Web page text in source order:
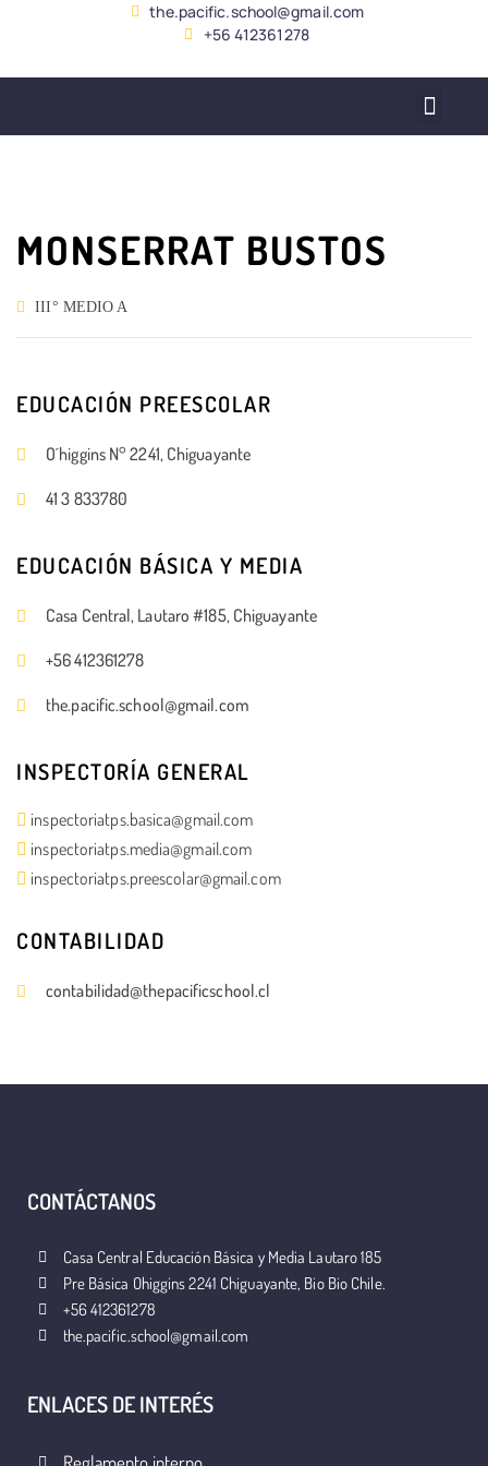
the.pacific.school@gmail.com
+56 412361278
MONSERRAT BUSTOS
III° MEDIO A
EDUCACIÓN PREESCOLAR
O´higgins N° 2241, Chiguayante
41 3 833780
EDUCACIÓN BÁSICA Y MEDIA
Casa Central, Lautaro #185, Chiguayante
+56 412361278
the.pacific.school@gmail.com
INSPECTORÍA GENERAL
inspectoriatps.basica@gmail.com
inspectoriatps.media@gmail.com
inspectoriatps.preescolar@gmail.com
CONTABILIDAD
contabilidad@thepacificschool.cl
CONTÁCTANOS
Casa Central Educación Básica y Media Lautaro 185
Pre Básica Ohiggins 2241 Chiguayante, Bio Bio Chile.
+56 412361278
the.pacific.school@gmail.com
ENLACES DE INTERÉS